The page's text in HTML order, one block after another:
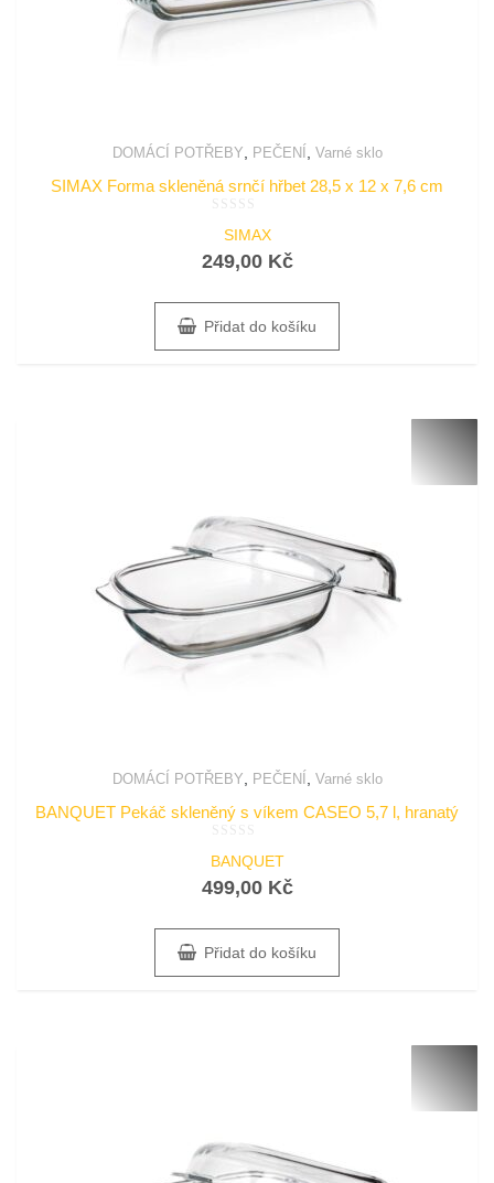
DOMÁCÍ POTŘEBY PEČENÍ Varné sklo
SIMAX Forma skleněná srnčí hřbet 28,5 x 12 x 7,6 cm
5
SIMAX
249,00 Kč
Přidat do košíku
DOMÁCÍ POTŘEBY PEČENÍ Varné sklo
BANQUET Pekáč skleněný s víkem CASEO 5,7 l, hranatý
0
5
BANQUET
499,00 Kč
Přidat do košíku